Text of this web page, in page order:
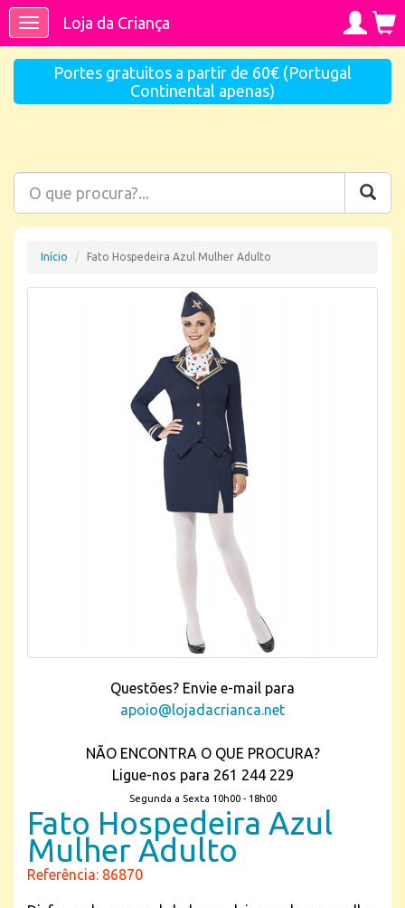
ToggleLoja da Criança
Portes gratuitos a partir de 60€ (Portugal
Continental apenas)
Início Fato Hospedeira Azul Mulher Adulto
Questões? Envie e-mail para
apoio@lojadacrianca.net
NÃO ENCONTRA O QUE PROCURA?
Ligue-nos para 261 244 229
Segunda a Sexta 10h00 - 18h00
Fato Hospedeira Azul
Mulher Adulto
Referência: 86870